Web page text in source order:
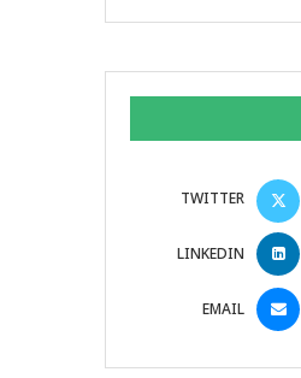
TWITTER
LINKEDIN
EMAIL